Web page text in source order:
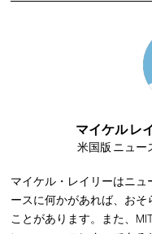
マイケル レ
米国版 ニュー
マイケル・レイリーはニュ
ースに何かがあれば、お
ことがあります。また、